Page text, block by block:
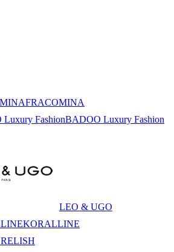
FRACOMINA
BADOO Luxury Fashion
LEO & UGO
KORALLINE
RELISH